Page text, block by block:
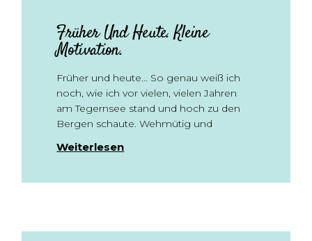
Früher Und Heute. Kleine
Motivation.
Früher und heute… So genau weiß ich
noch, wie ich vor vielen, vielen Jahren
am Tegernsee stand und hoch zu den
Bergen schaute. Wehmütig und
Weiterlesen